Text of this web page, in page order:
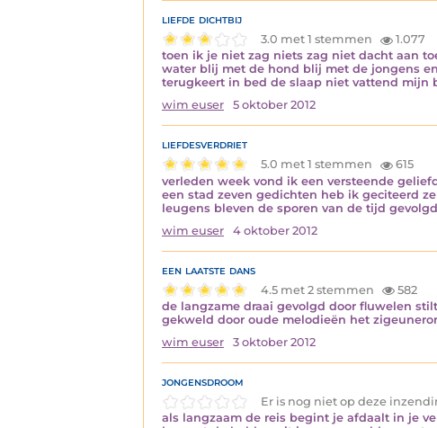
liefde dichtbij
3.0 met 1 stemmen
1.077
toen ik je niet zag niets zag niet dacht aan
water blij met de hond blij met de jongens
terugkeert in bed de slaap niet vattend mijn
wim euser
5 oktober 2012
liefdesverdriet
5.0 met 1 stemmen
615
verleden week vond ik een versteende
een stad zeven gedichten heb ik geciteerd
leugens bleven de sporen van de tijd
wim euser
4 oktober 2012
een laatste dans
4.5 met 2 stemmen
582
de langzame draai gevolgd door fluwelen
gekweld door oude melodieën het
wim euser
3 oktober 2012
jongensdroom
Er is nog niet op deze
als langzaam de reis begint je afdaalt in je